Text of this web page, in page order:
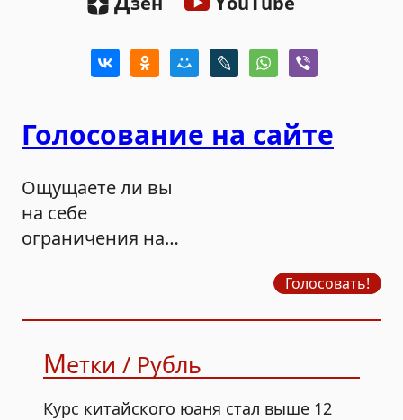
Голосование на сайте
Ощущаете ли вы
на себе
ограничения на
Голосовать!
Метки / Рубль
Курс китайского юаня стал выше 12